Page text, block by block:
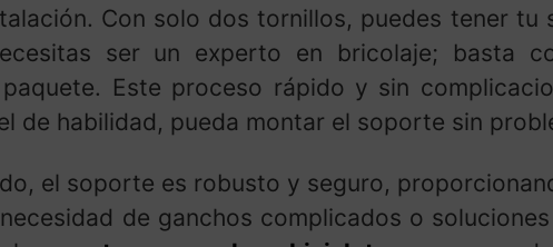
Con solo dos tornillos, puedes tener
ser un experto en bricolaje; basta
Este proceso rápido y sin
de habilidad, pueda montar el soporte sin
el soporte es robusto y seguro,
de ganchos complicados o